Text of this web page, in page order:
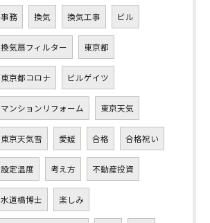
事務 換気 換気工事 ビル
換気扇フィルター 東京都
東京都コロナ ビルゲイツ
マンションリフォーム 東京天気
東京天気雪 愛媛 合格 合格祝い
設定温度 考え方 不動産投資
水道橋博士 楽しみ